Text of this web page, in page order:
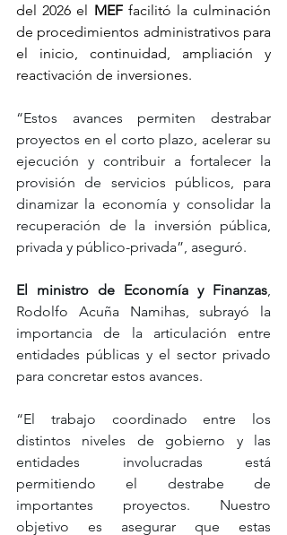
del 2026 el MEF facilitó la culminación
de procedimientos administrativos para
el inicio, continuidad, ampliación y
reactivación de inversiones.
“Estos avances permiten destrabar
proyectos en el corto plazo, acelerar su
ejecución y contribuir a fortalecer la
provisión de servicios públicos, para
dinamizar la economía y consolidar la
recuperación de la inversión pública,
privada y público-privada”, aseguró.
El ministro de Economía y Finanzas,
Rodolfo Acuña Namihas, subrayó la
importancia de la articulación entre
entidades públicas y el sector privado
para concretar estos avances.
“El trabajo coordinado entre los
distintos niveles de gobierno y las
entidades involucradas está
permitiendo el destrabe de
importantes proyectos. Nuestro
objetivo es asegurar que estas